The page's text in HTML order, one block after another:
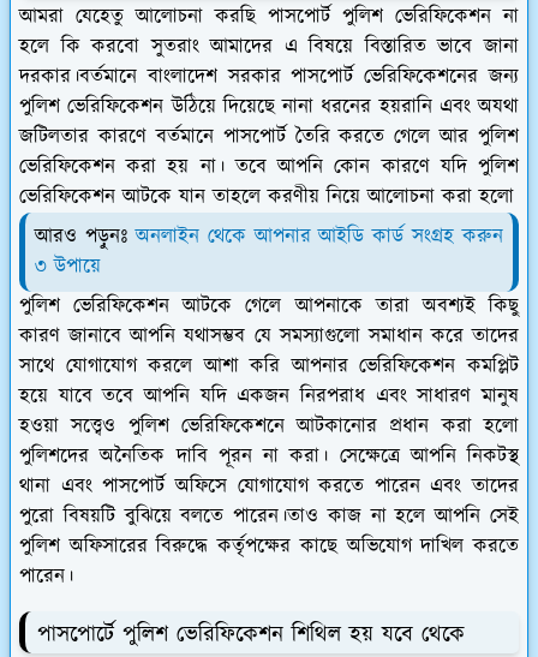
আমরা যেহেতু আলোচনা করছি পাসপোর্ট পুলিশ ভেরিফিকেশন না
হলে কি করবো সুতরাং আমাদের এ বিষয়ে বিস্তারিত ভাবে জানা
দরকার।বর্তমানে বাংলাদেশ সরকার পাসপোর্ট ভেরিফিকেশনের জন্য
পুলিশ ভেরিফিকেশন উঠিয়ে দিয়েছে নানা ধরনের হয়রানি এবং অযথা
জটিলতার কারণে বর্তমানে পাসপোর্ট তৈরি করতে গেলে আর পুলিশ
ভেরিফিকেশন করা হয় না। তবে আপনি কোন কারণে যদি পুলিশ
ভেরিফিকেশন আটকে যান তাহলে করণীয় নিয়ে আলোচনা করা হলো
আরও পড়ুনঃঅনলাইন থেকে আপনার আইডি কার্ড সংগ্রহ করুন
৩ উপায়ে
পুলিশ ভেরিফিকেশন আটকে গেলে আপনাকে তারা অবশ্যই কিছু
কারণ জানাবে আপনি যথাসম্ভব যে সমস্যাগুলো সমাধান করে তাদের
সাথে যোগাযোগ করলে আশা করি আপনার ভেরিফিকেশন কমপ্লিট
হয়ে যাবে তবে আপনি যদি একজন নিরপরাধ এবং সাধারণ মানুষ
হওয়া সত্ত্বেও পুলিশ ভেরিফিকেশনে আটকানোর প্রধান করা হলো
পুলিশদের অনৈতিক দাবি পূরন না করা। সেক্ষেত্রে আপনি নিকটস্থ
থানা এবং পাসপোর্ট অফিসে যোগাযোগ করতে পারেন এবং তাদের
পুরো বিষয়টি বুঝিয়ে বলতে পারেন।তাও কাজ না হলে আপনি সেই
পুলিশ অফিসারের বিরুদ্ধে কর্তৃপক্ষের কাছে অভিযোগ দাখিল করতে
পারেন।
পাসপোর্টে পুলিশ ভেরিফিকেশন শিথিল হয় যবে থেকে